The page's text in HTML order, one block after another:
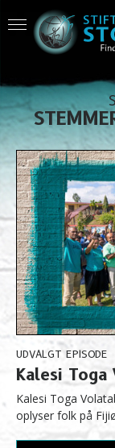
UDVALGT EPISODE
Kalesi Toga
Kalesi Toga
oplyser folk på